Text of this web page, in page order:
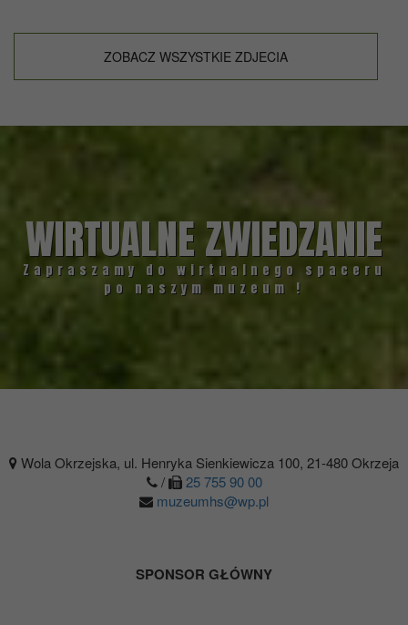
ZOBACZ WSZYSTKIE ZDJECIA
WIRTUALNE ZWIEDZANIE
Zapraszamy do wirtualnego spaceru
po naszym muzeum !
Wola Okrzejska, ul. Henryka Sienkiewicza 100, 21-480 Okrzeja
/
25 755 90 00
muzeumhs@wp.pl
SPONSOR GŁÓWNY